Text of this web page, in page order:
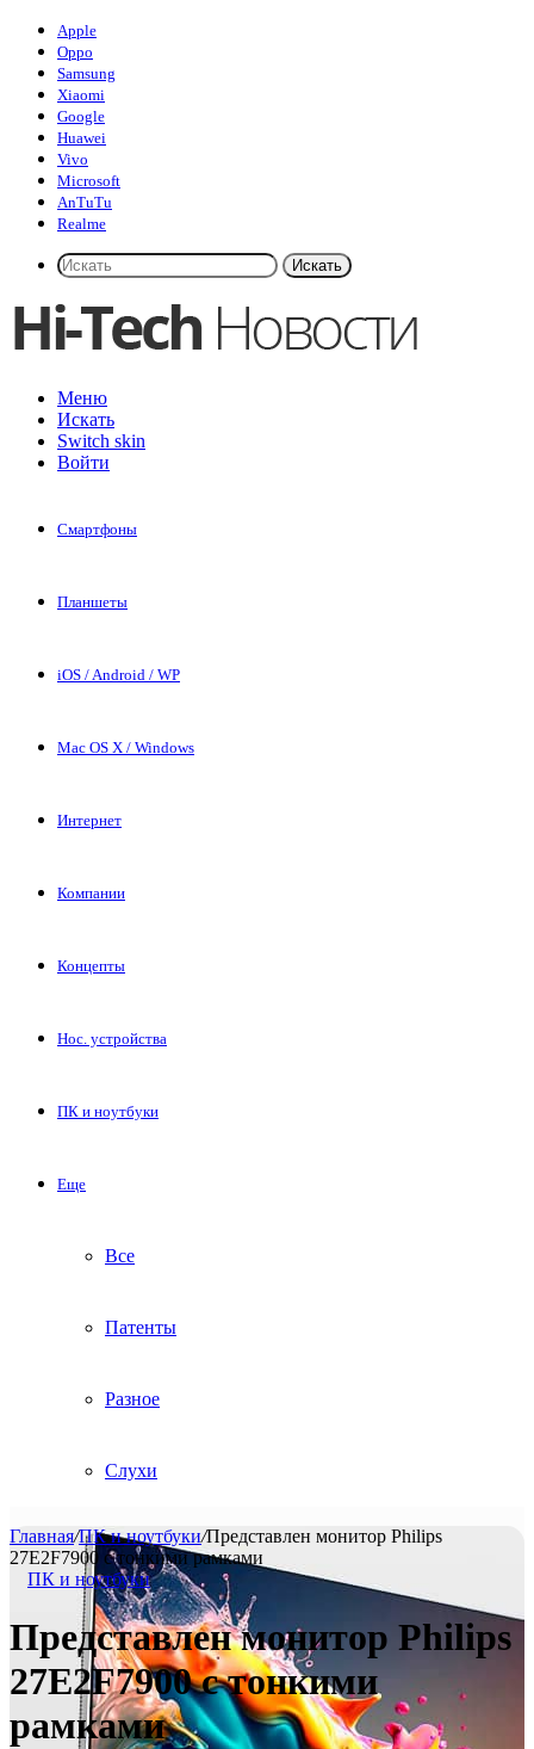
Apple
Oppo
Samsung
Xiaomi
Google
Huawei
Vivo
Microsoft
AnTuTu
Realme
Искать
Меню
Искать
Switch skin
Войти
Смартфоны
Планшеты
iOS / Android / WP
Mac OS X / Windows
Интернет
Компании
Концепты
Нос. устройства
ПК и ноутбуки
Еще
Все
Патенты
Разное
Слухи
Главная/ПК и ноутбуки/Представлен монитор Philips
27E2F7900 с тонкими рамками
ПК и ноутбуки
Представлен монитор Philips
27E2F7900 с тонкими
рамками